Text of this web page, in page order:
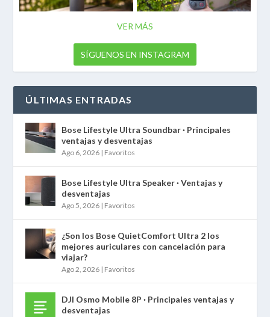
VER MÁS
SÍGUENOS EN INSTAGRAM
ÚLTIMAS ENTRADAS
Bose Lifestyle Ultra Soundbar · Principales
ventajas y desventajas
Ago 6, 2026 | Favoritos
Bose Lifestyle Ultra Speaker · Ventajas y
desventajas
Ago 5, 2026 | Favoritos
¿Son los Bose QuietComfort Ultra 2 los
mejores auriculares con cancelación para
viajar?
Ago 2, 2026 | Favoritos
DJI Osmo Mobile 8P · Principales ventajas y
desventajas